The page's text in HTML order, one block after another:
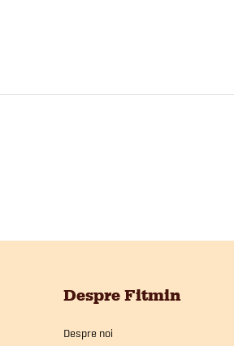
Despre Fitmin
Despre noi